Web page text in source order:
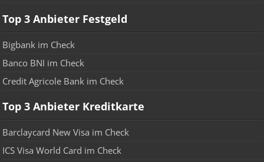
Top 3 Anbieter Festgeld
Bigbank im Check
Banco BNI im Check
Credit Agricole Bank im Check
Top 3 Anbieter Kreditkarte
Barclaycard New Visa im Check
ICS Visa World Card im Check